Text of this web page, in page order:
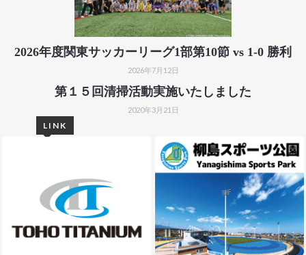
2026年度関東サッカーリーグ1部第10節 vs 1-0 勝利
2026年7月12日
第１５回清掃活動実施いたしました
2020年3月21日
LINK